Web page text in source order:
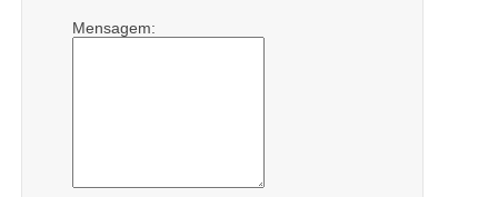
Mensagem: